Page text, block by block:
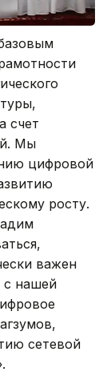
счет
Мы
цифровой
росту.
важен
с нашей
сетевой